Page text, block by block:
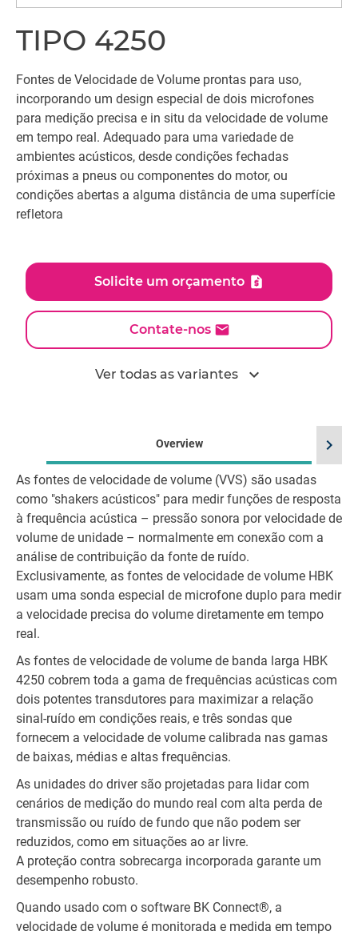
TIPO 4250
Fontes de Velocidade de Volume prontas para uso,
incorporando um design especial de dois microfones
para medição precisa e in situ da velocidade de volume
em tempo real. Adequado para uma variedade de
ambientes acústicos, desde condições fechadas
próximas a pneus ou componentes do motor, ou
condições abertas a alguma distância de uma superfície
refletora
Solicite um orçamento
Contate-nos
Ver todas as variantes expand_more
Overview
As fontes de velocidade de volume (VVS) são usadas
como "shakers acústicos" para medir funções de resposta
à frequência acústica – pressão sonora por velocidade de
volume de unidade – normalmente em conexão com a
análise de contribuição da fonte de ruído.
Exclusivamente, as fontes de velocidade de volume HBK
usam uma sonda especial de microfone duplo para medir
a velocidade precisa do volume diretamente em tempo
real.
As fontes de velocidade de volume de banda larga HBK
4250 cobrem toda a gama de frequências acústicas com
dois potentes transdutores para maximizar a relação
sinal-ruído em condições reais, e três sondas que
fornecem a velocidade de volume calibrada nas gamas
de baixas, médias e altas frequências.
As unidades do driver são projetadas para lidar com
cenários de medição do mundo real com alta perda de
transmissão ou ruído de fundo que não podem ser
reduzidos, como em situações ao ar livre.
A proteção contra sobrecarga incorporada garante um
desempenho robusto.
Quando usado com o software BK Connect®, a
velocidade de volume é monitorada e medida em tempo
chevron_right